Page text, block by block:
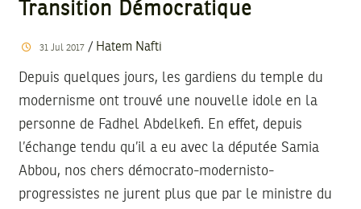
Transition Démocratique
31 Jul 2017/ Hatem Nafti
Depuis quelques jours, les gardiens du temple du
modernisme ont trouvé une nouvelle idole en la
personne de Fadhel Abdelkefi. En effet, depuis
l’échange tendu qu’il a eu avec la députée Samia
Abbou, nos chers démocrato-modernisto-
progressistes ne jurent plus que par le ministre du